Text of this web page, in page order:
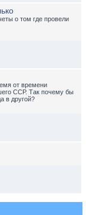
о том где провели
от времени
ССР. Так почему бы
в другой?